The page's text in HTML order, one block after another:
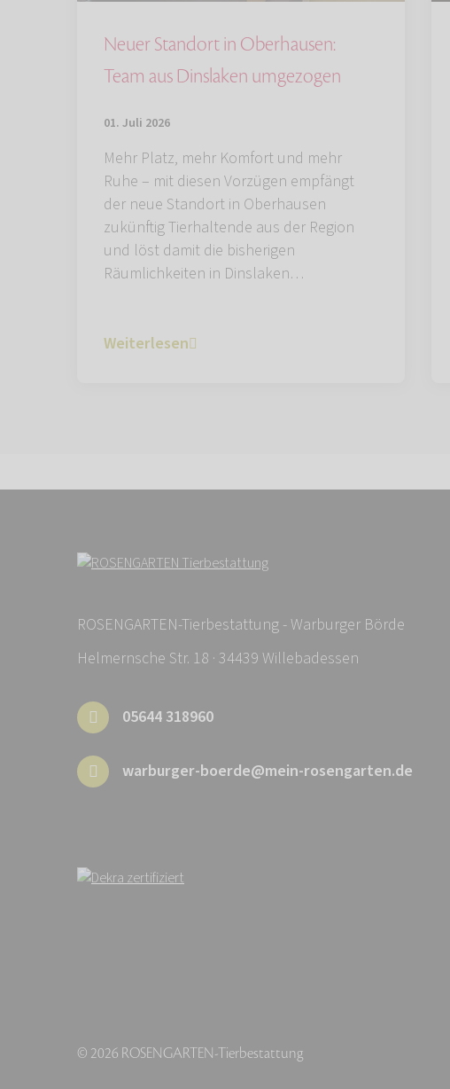
Neuer Standort in Oberhausen:
Team aus Dinslaken umgezogen
01. Juli 2026
Mehr Platz, mehr Komfort und mehr
Ruhe – mit diesen Vorzügen empfängt
der neue Standort in Oberhausen
zukünftig Tierhaltende aus der Region
und löst damit die bisherigen
Räumlichkeiten in Dinslaken…
Weiterlesen
ROSENGARTEN-Tierbestattung - Warburger Börde
Helmernsche Str. 18 · 34439 Willebadessen
05644 318960
warburger-boerde@mein-rosengarten.de
© 2026 ROSENGARTEN-Tierbestattung